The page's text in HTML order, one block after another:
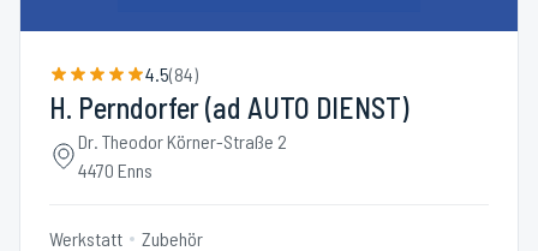
4.5(84)
H. Perndorfer (ad AUTO DIENST)
Dr. Theodor Körner-Straße 2
4470 Enns
Werkstatt Zubehör